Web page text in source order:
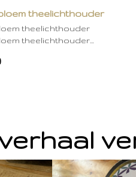
theelichthouder
theelichthouder
theelichthouder…